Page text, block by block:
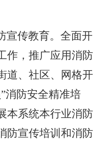
宣传教育。 全面开
作，推广应用消防
道、社区、网格开
消防安全精准培
本系统本行业消防
防宣传培训和消防